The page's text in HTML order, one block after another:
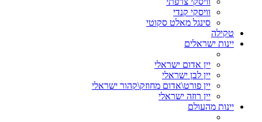
וויסקי קנדי
סינגל מאלט סקוטי
טקילה
יינות ישראלים
יין אדום ישראלי
יין לבן ישראלי
יין פורט\אדום מחוזק\קהור ישראלי
יין רוזה ישראלי
יינות מהעולם